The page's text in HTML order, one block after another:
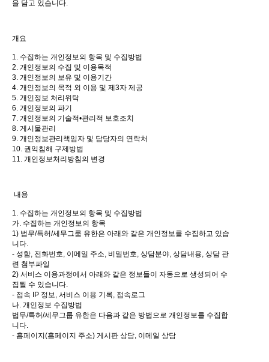
을 담고 있습니다.
개요
1. 수집하는 개인정보의 항목 및 수집방법
2. 개인정보의 수집 및 이용목적
3. 개인정보의 보유 및 이용기간
4. 개인정보의 목적 외 이용 및 제3자 제공
5. 개인정보 처리위탁
6. 개인정보의 파기
7. 개인정보의 기술적•관리적 보호조치
8. 게시물관리
9. 개인정보관리책임자 및 담당자의 연락처
10. 권익침해 구제방법
11. 개인정보처리방침의 변경
내용
1. 수집하는 개인정보의 항목 및 수집방법
가. 수집하는 개인정보의 항목
1) 법무/특허/세무그룹 유한은 아래와 같은 개인정보를 수집하고 있습
니다.
- 성함, 전화번호, 이메일 주소, 비밀번호, 상담분야, 상담내용, 상담 관
련 첨부파일
2) 서비스 이용과정에서 아래와 같은 정보들이 자동으로 생성되어 수
집될 수 있습니다.
- 접속 IP 정보, 서비스 이용 기록, 접속로그
나. 개인정보 수집방법
법무/특허/세무그룹 유한은 다음과 같은 방법으로 개인정보를 수집합
니다.
- 홈페이지(홈페이지 주소) 게시판 상담, 이메일 상담